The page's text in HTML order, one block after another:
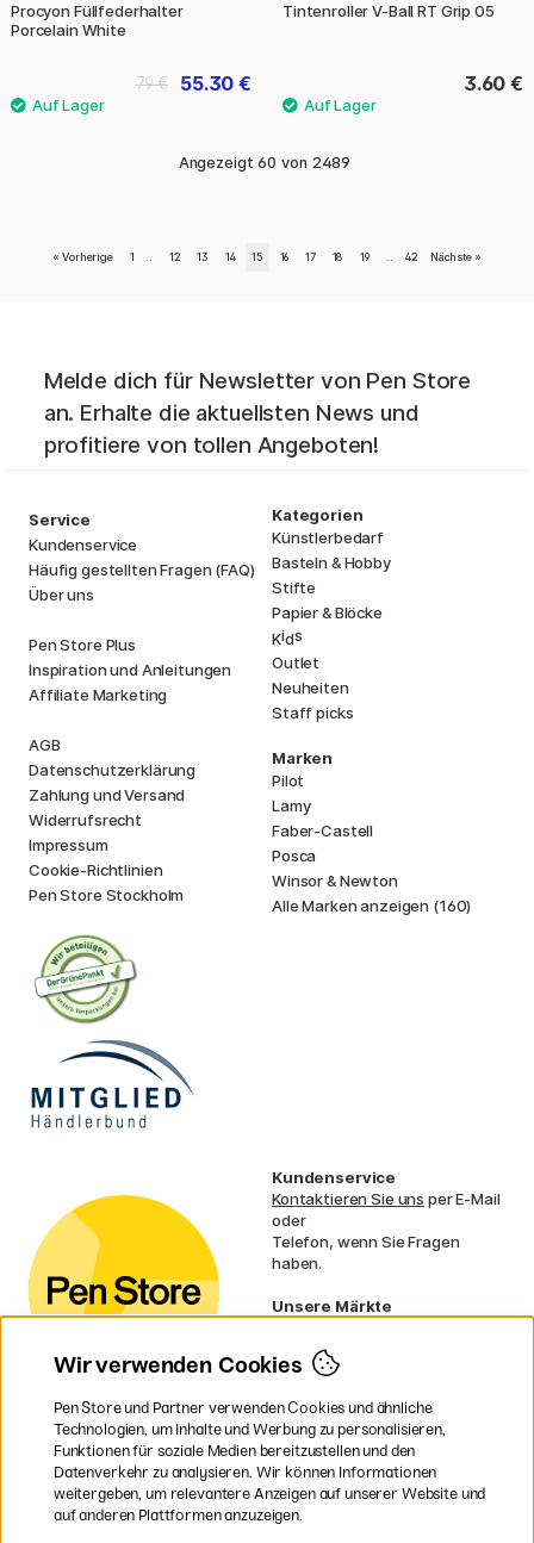
Procyon Füllfederhalter
Porcelain White
55.30 €
79 €
Tintenroller V-Ball RT Grip 05
3.60 €
Angezeigt 60 von 2489
« Vorherige 1 12 13 14 15 16 17 18 19 42 Nächste »
Melde dich für Newsletter von Pen Store
an. Erhalte die aktuellsten News und
profitiere von tollen Angeboten!
Service
Kundenservice
Häufig gestellten Fragen (FAQ)
Über uns
Pen Store Plus
Inspiration und Anleitungen
Affiliate Marketing
AGB
Datenschutzerklärung
Zahlung und Versand
Widerrufsrecht
Impressum
Cookie-Richtlinien
Pen Store Stockholm
Kategorien
Künstlerbedarf
Basteln & Hobby
Stifte
Papier & Blöcke
Kids
Outlet
Neuheiten
Staff picks
Marken
Pilot
Lamy
Faber-Castell
Posca
Winsor & Newton
Alle Marken anzeigen (160)
Kundenservice
Kontaktieren Sie uns per E-Mail
oder
Telefon, wenn Sie Fragen
haben.
Unsere Märkte
Norwegen
Dänemark
Frankreich
Irland
Niederlande
UK
EU
Wir verwenden Cookies
Pen Store und Partner verwenden Cookies und ähnliche
Technologien, um Inhalte und Werbung zu personalisieren,
Funktionen für soziale Medien bereitzustellen und den
Datenverkehr zu analysieren. Wir können Informationen
weitergeben, um relevantere Anzeigen auf unserer Website und
auf anderen Plattformen anzuzeigen.